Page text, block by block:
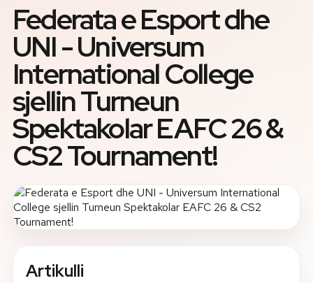
Regjistrimet
Programet
Jeta Studentore
Ndërkombëtare
Fuqizuar nga ASU
Rreth nesh
Kontakti
Federata e Esport dhe
UNI - Universum
International College
sjellin Turneun
Spektakolar EAFC 26 &
CS2 Tournament!
Artikulli